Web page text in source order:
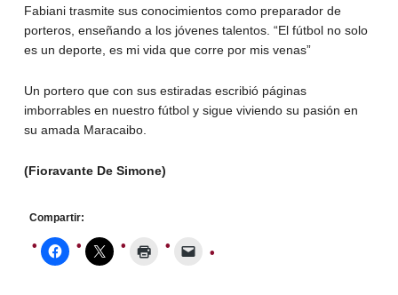
Fabiani trasmite sus conocimientos como preparador de
porteros, enseñando a los jóvenes talentos. “El fútbol no solo
es un deporte, es mi vida que corre por mis venas”
Un portero que con sus estiradas escribió páginas
imborrables en nuestro fútbol y sigue viviendo su pasión en
su amada Maracaibo.
(Fioravante De Simone)
Compartir: